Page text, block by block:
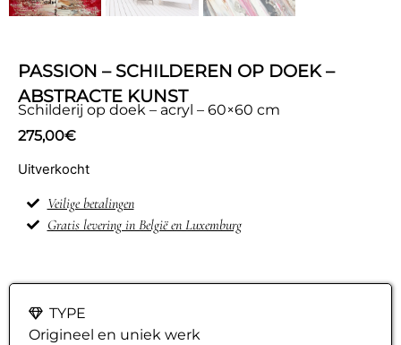
PASSION – SCHILDEREN OP DOEK –
ABSTRACTE KUNST
Schilderij op doek – acryl – 60×60 cm
275,00€
Uitverkocht
Veilige betalingen
Gratis levering in België en Luxemburg
TYPE
Origineel en uniek werk